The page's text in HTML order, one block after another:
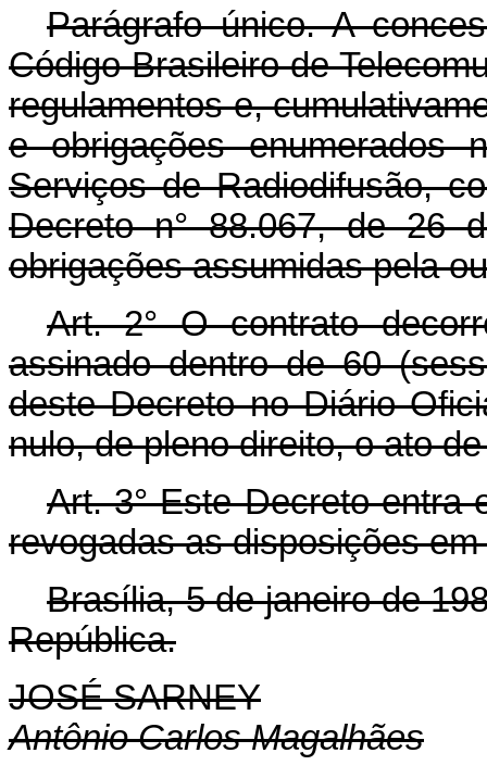
Parágrafo único. A
Código Brasileiro de
regulamentos e,
e obrigações enumerados
Serviços de Radiodifusão,
Decreto n° 88.067, de 26
obrigações assumidas pela
Art.2° O contrato
assinado dentro de 60
deste Decreto no Diário
nulo, de pleno direito, o ato
Art.3° Este Decreto entra
revogadas as disposições
Brasília, 5 de janeiro de
República.
JOSÉ SARNEY
Antônio Carlos Magalhães